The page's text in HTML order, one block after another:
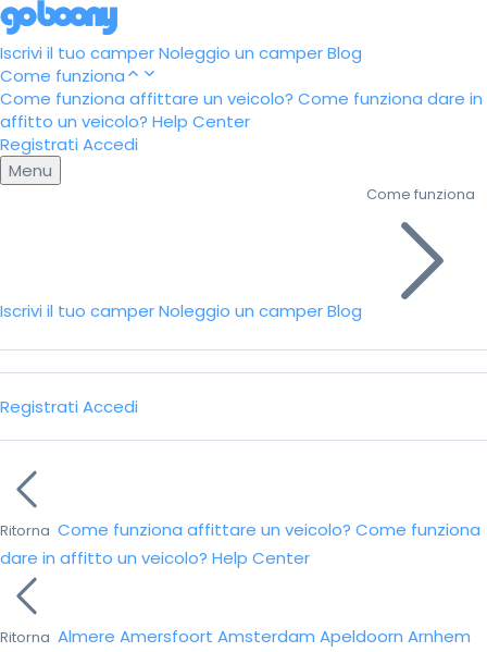
Iscrivi il tuo camperNoleggio un camperBlog
Come funziona
Come funziona affittare un veicolo? Come funziona dare in
affitto un veicolo? Help Center
Registrati Accedi
Menu
Iscrivi il tuo camperNoleggio un camperBlog
Come funziona
Registrati Accedi
Ritorna Come funziona affittare un veicolo? Come funziona
dare in affitto un veicolo? Help Center
Ritorna Almere Amersfoort Amsterdam Apeldoorn Arnhem